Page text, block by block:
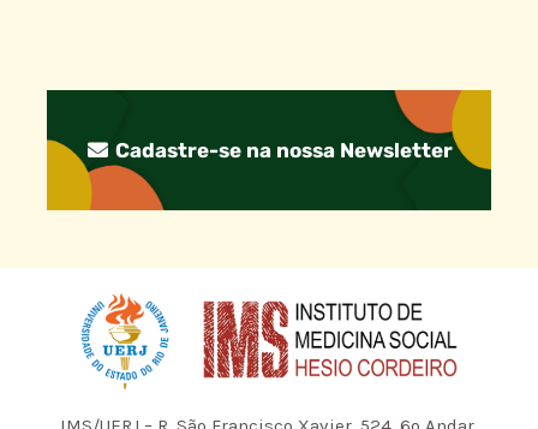
Cadastre-se na nossa Newsletter